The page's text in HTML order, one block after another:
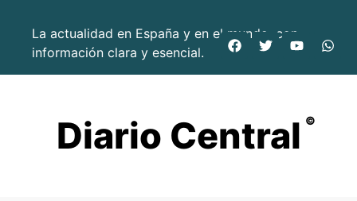
La actualidad en España y en el mundo, con
información clara y esencial.
Diario Central ©